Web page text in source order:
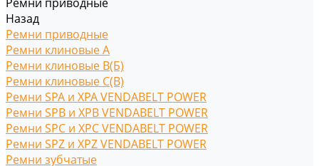
Назад
Ремни приводные
Ремни клиновые A
Ремни клиновые В(Б)
Ремни клиновые С(B)
Ремни SPA и XPA VENDABELT POWER
Ремни SPB и XPB VENDABELT POWER
Ремни SPC и XPC VENDABELT POWER
Ремни SPZ и XPZ VENDABELT POWER
Ремни зубчатые